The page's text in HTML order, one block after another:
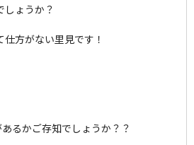
しょうか？
方がない里見です！
るかご存知でしょうか？？